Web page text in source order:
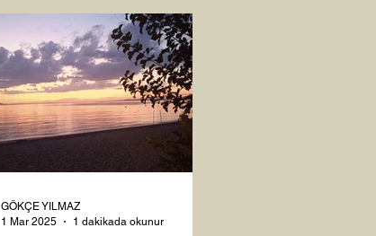
GÖKÇE YILMAZ
1 Mar 2025
1 dakikada okunur